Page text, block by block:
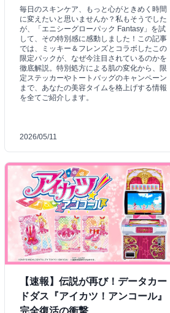
毎日のスキンケア、もっと心がときめく時間
に変えたいと思いませんか？私もそうでした
が、「エニシーグローパック Fantasy」を試
して、その特別感に感動しました！この記事
では、ミッキー＆フレンズとコラボしたこの
限定パックが、なぜ今注目されているのかを
徹底解説。特別処方による肌の変化から、限
定ステッカーやトートバッグのキャンペーン
まで、あなたの美容タイムを格上げする情報
を全てご紹介します。
2026/05/11
【速報】伝説が再び！データカー
ドダス『アイカツ！アンコール』
完全復活の衝撃